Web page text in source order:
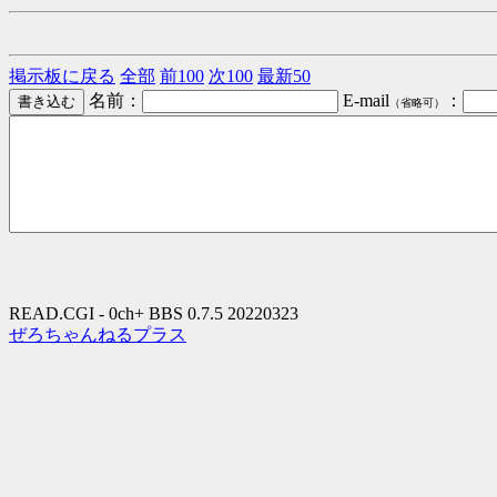
掲示板に戻る 全部 前100 次100 最新50
名前：
E-mail （省略可） ：
READ.CGI - 0ch+ BBS 0.7.5 20220323
ぜろちゃんねるプラス